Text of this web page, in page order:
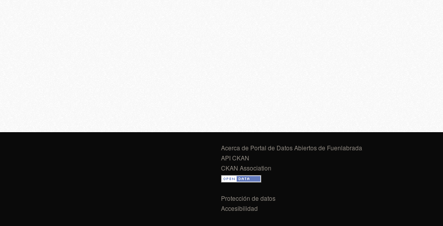
Acerca de Portal de Datos Abiertos de Fuenlabrada
API CKAN
CKAN Association
Protección de datos
Accesibilidad